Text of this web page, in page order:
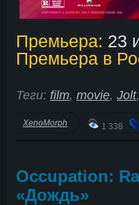
Премьера: 23
Премьера в
Теги: film, movie, Jolt,
XenoMorph 1 338
Occupation:
«Дождь»